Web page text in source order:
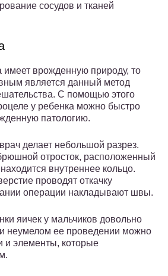
сосудов и тканей
имеет врожденную природу, то
является данный метод
С помощью этого
у ребенка можно быстро
патологию.
делает небольшой разрез.
отросток, расположенный
внутреннее кольцо.
проводят откачку
операции накладывают швы.
яичек у мальчиков довольно
неумелом ее проведении можно
и элементы, которые